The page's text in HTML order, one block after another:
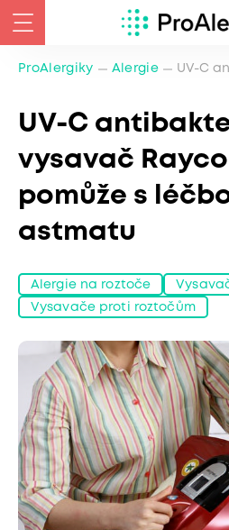
ProAlergiky Alergie UV-C
UV-C
vysavač
pomůže s
astmatu
Alergie na roztoče
Vysavače proti roztočům